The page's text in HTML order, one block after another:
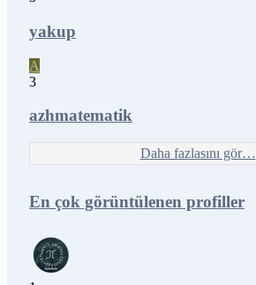
yakup
A
3
azhmatematik
Daha fazlasını gör…
En çok görüntülenen profiller